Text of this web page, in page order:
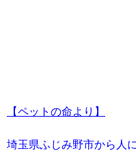
【ペットの命より】
埼玉県ふじみ野市から人